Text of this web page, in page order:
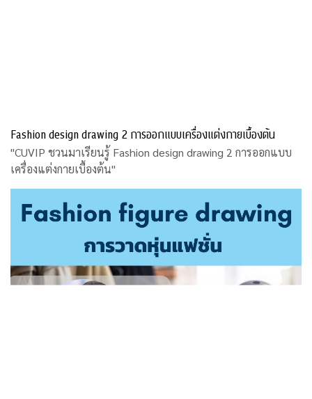
Fashion design drawing 2 การออกแบบเครื่องแต่งกายเบื้องต้น
"CUVIP ชวนมาเรียนรู้ Fashion design drawing 2 การออกแบบ
เครื่องแต่งกายเบื้องต้น"